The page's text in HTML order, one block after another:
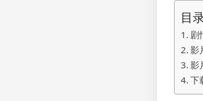
目
剧
影
影
下